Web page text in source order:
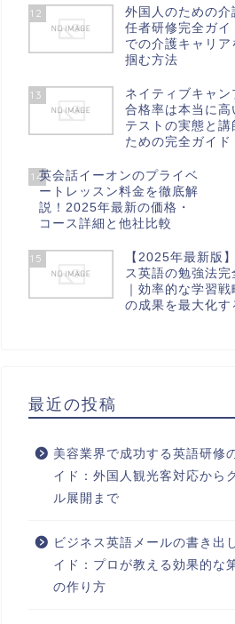
12
外国人のための介
任者研修完全ガイ
での介護キャリア
掴む方法
13
ネイティブキャン
合格率は本当に高
テストの実態と講
ための完全ガイド
14英会話イーオンのプライベ
ートレッスン料金を徹底解
説！2025年最新の価格・
コース詳細と他社比較
15
【2025年最新版
ス英語の勉強法完
｜効率的な学習
の成果を最大化す
最近の投稿
美容業界で成功する英語研修
イド：外国人観光客対応から
ル展開まで
ビジネス英語メールの書き出
イド：プロが教える効果的な
の作り方